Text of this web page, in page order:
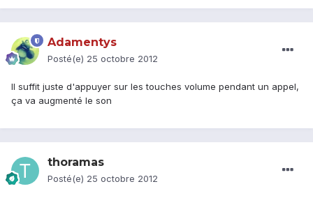
Adamentys
Posté(e) 25 octobre 2012
Il suffit juste d'appuyer sur les touches volume pendant un appel,
ça va augmenté le son
thoramas
Posté(e) 25 octobre 2012